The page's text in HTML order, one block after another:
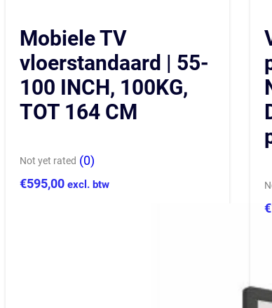
Mobiele TV
vloerstandaard | 55-
100 INCH, 100KG,
TOT 164 CM
Not yet rated (0)
€595,00 excl. btw
€